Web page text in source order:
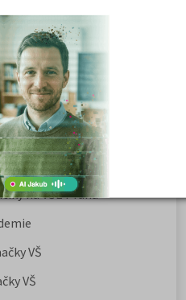
na
http://www.kampomaturite.cz/
testy-vs-online/.
na VŠE Praha
VŠ
VŠ